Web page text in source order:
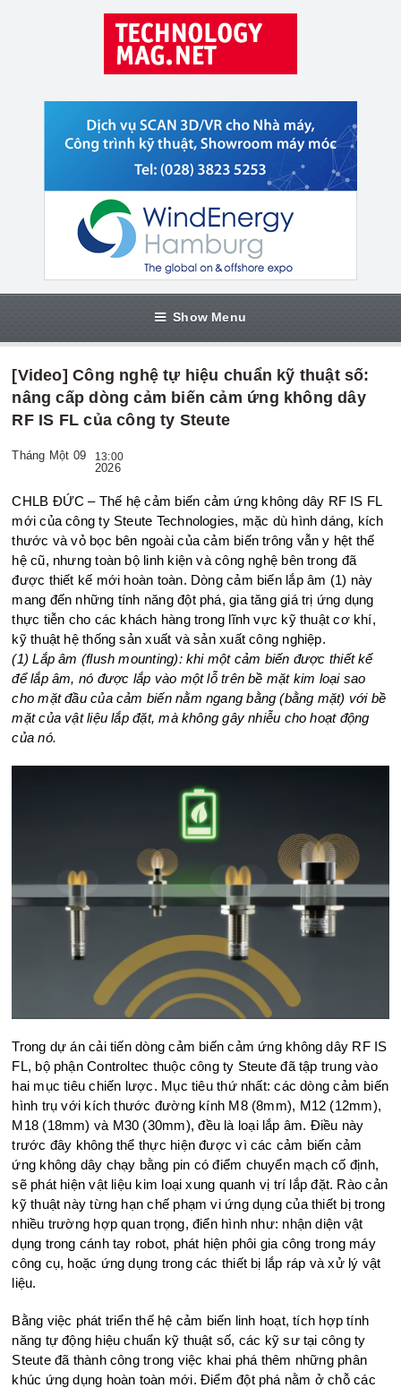
Show Menu
[Video] Công nghệ tự hiệu chuẩn kỹ thuật số:
nâng cấp dòng cảm biến cảm ứng không dây
RF IS FL của công ty Steute
Tháng Một 09 13:00
2026
CHLB ĐỨC – Thế hệ cảm biến cảm ứng không dây RF IS FL
mới của công ty Steute Technologies, mặc dù hình dáng, kích
thước và vỏ bọc bên ngoài của cảm biến trông vẫn y hệt thế
hệ cũ, nhưng toàn bộ linh kiện và công nghệ bên trong đã
được thiết kế mới hoàn toàn. Dòng cảm biến lắp âm (1) này
mang đến những tính năng đột phá, gia tăng giá trị ứng dụng
thực tiễn cho các khách hàng trong lĩnh vực kỹ thuật cơ khí,
kỹ thuật hệ thống sản xuất và sản xuất công nghiệp.
(1) Lắp âm (flush mounting): khi một cảm biến được thiết kế
để lắp âm, nó được lắp vào một lỗ trên bề mặt kim loại sao
cho mặt đầu của cảm biến nằm ngang bằng (bằng mặt) với bề
mặt của vật liệu lắp đặt, mà không gây nhiễu cho hoạt động
của nó.
Trong dự án cải tiến dòng cảm biến cảm ứng không dây RF IS
FL, bộ phận Controltec thuộc công ty Steute đã tập trung vào
hai mục tiêu chiến lược. Mục tiêu thứ nhất: các dòng cảm biến
hình trụ với kích thước đường kính M8 (8mm), M12 (12mm),
M18 (18mm) và M30 (30mm), đều là loại lắp âm. Điều này
trước đây không thể thực hiện được vì các cảm biến cảm
ứng không dây chạy bằng pin có điểm chuyển mạch cố định,
sẽ phát hiện vật liệu kim loại xung quanh vị trí lắp đặt. Rào cản
kỹ thuật này từng hạn chế phạm vi ứng dụng của thiết bị trong
nhiều trường hợp quan trọng, điển hình như: nhận diện vật
dụng trong cánh tay robot, phát hiện phôi gia công trong máy
công cụ, hoặc ứng dụng trong các thiết bị lắp ráp và xử lý vật
liệu.
Bằng việc phát triển thế hệ cảm biến linh hoạt, tích hợp tính
năng tự động hiệu chuẩn kỹ thuật số, các kỹ sư tại công ty
Steute đã thành công trong việc khai phá thêm những phân
khúc ứng dụng hoàn toàn mới. Điểm đột phá nằm ở chỗ các